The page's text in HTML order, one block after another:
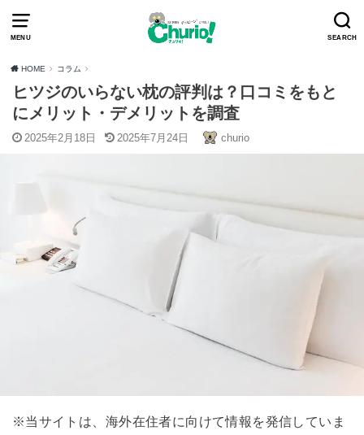
MENU SEARCH
HOME コラム
ヒツジのいらない枕の評判は？口コミをもと
にメリット・デメリットを調査
2025年2月18日 2025年7月24日 churio
※当サイトは、海外在住者に向けて情報を発信していま